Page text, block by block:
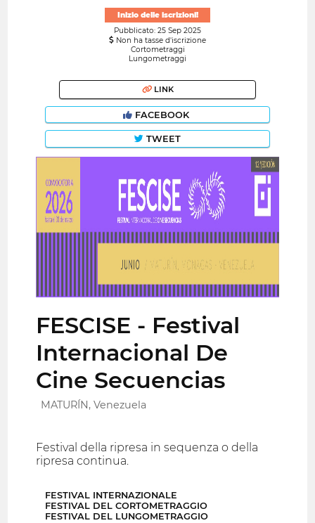
Inizio delle iscrizioni!
Pubblicato: 25 Sep 2025
Non ha tasse d'iscrizione
Cortometraggi
Lungometraggi
LINK
FACEBOOK
TWEET
FESCISE - Festival
Internacional De
Cine Secuencias
MATURÍN, Venezuela
Festival della ripresa in sequenza o della
ripresa continua.
FESTIVAL INTERNAZIONALE
FESTIVAL DEL CORTOMETRAGGIO
FESTIVAL DEL LUNGOMETRAGGIO